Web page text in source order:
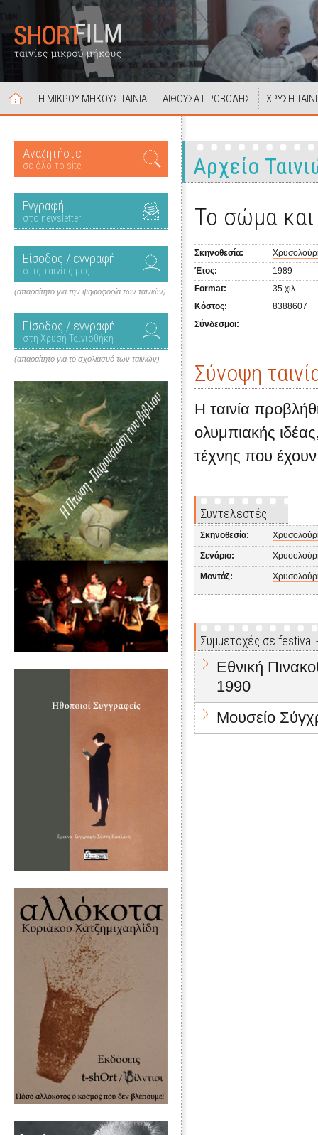
Η ΜΙΚΡΟΥ ΜΗΚΟΥΣ ΤΑΙΝΙΑ ΑΙΘΟΥΣΑ ΠΡΟΒΟΛΗΣ ΧΡΥΣΗ
Αναζητήστε
σε όλο το site
Εγγραφή
στο newsletter
Είσοδος / εγγραφή
στις ταινίες μας
(απαραίτητο για την ψηφοφορία των ταινιών)
Είσοδος / εγγραφή
στη Χρυσή Ταινιοθήκη
(απαραίτητο για το σχολιασμό των ταινιών)
Αρχείο
Το σώμα
Σκηνοθεσία:
Έτος:
1989
Format:
35 χιλ.
Κόστος:
8388607
Σύνδεσμοι:
Σύνοψη
Η ταινία
ολυμπιακής
τέχνης που
Συντελεστές
Σκηνοθεσία:
Σενάριο:
Μοντάζ:
Συμμετοχές σε
Εθνική
1990
Μουσείο